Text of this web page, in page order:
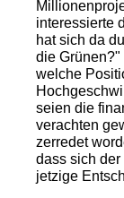
interessierte
hat sich da
die
welche
seien die
verachten
zerredet
dass sich
jetzige